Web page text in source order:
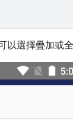
以選擇疊加或